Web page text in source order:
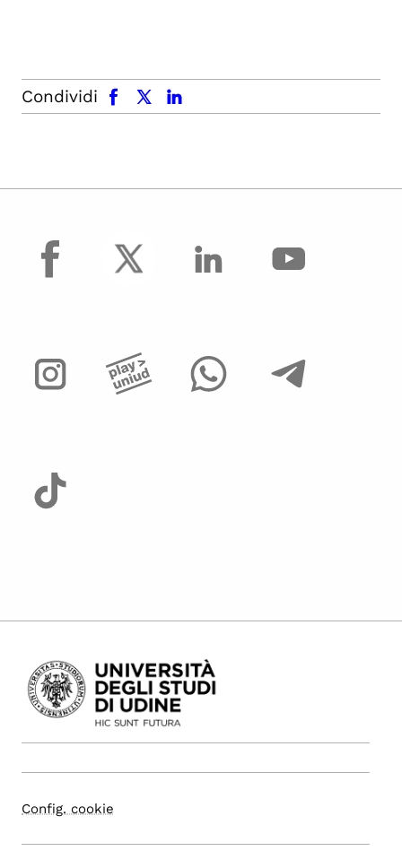
Condividi
facebook x.com linkedin
facebook
Config. cookie